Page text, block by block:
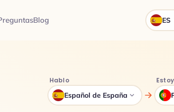
Blog ES
Hablo
Español de España